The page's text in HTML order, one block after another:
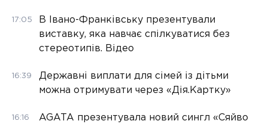
17:05
В Івано-Франківську презентували
виставку, яка навчає спілкуватися без
стереотипів. Відео
16:39
Державні виплати для сімей із дітьми
можна отримувати через «Дія.Картку»
16:16
AGATA презентувала новий сингл «Сяйво